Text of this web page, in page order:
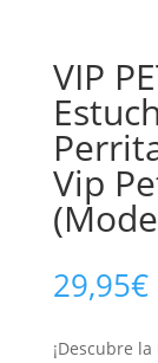
VIP
Vip
29,95€
¡Descubre